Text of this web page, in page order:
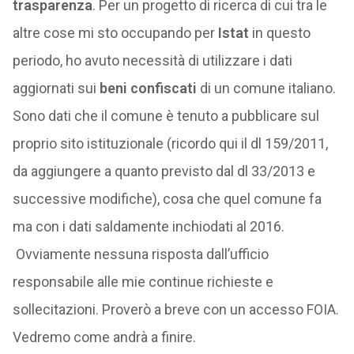
trasparenza. Per un progetto di ricerca di cui tra le
altre cose mi sto occupando per Istat in questo
periodo, ho avuto necessità di utilizzare i dati
aggiornati sui beni confiscati di un comune italiano.
Sono dati che il comune è tenuto a pubblicare sul
proprio sito istituzionale (ricordo qui il dl 159/2011,
da aggiungere a quanto previsto dal dl 33/2013 e
successive modifiche), cosa che quel comune fa
ma con i dati saldamente inchiodati al 2016.
Ovviamente nessuna risposta dall’ufficio
responsabile alle mie continue richieste e
sollecitazioni. Proverò a breve con un accesso FOIA.
Vedremo come andrà a finire.